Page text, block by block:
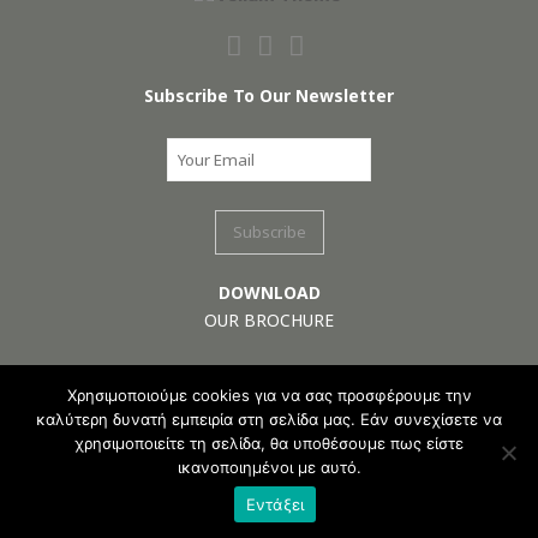
Subscribe To Our Newsletter
DOWNLOAD
OUR BROCHURE
Certifications
TÜV AUSTRIA
AXIA CERT
Copyright 2023 | Logistics Way Official Web Site. All Rights Reserved.
Χρησιμοποιούμε cookies για να σας προσφέρουμε την
καλύτερη δυνατή εμπειρία στη σελίδα μας. Εάν συνεχίσετε να
χρησιμοποιείτε τη σελίδα, θα υποθέσουμε πως είστε
ικανοποιημένοι με αυτό.
Εντάξει